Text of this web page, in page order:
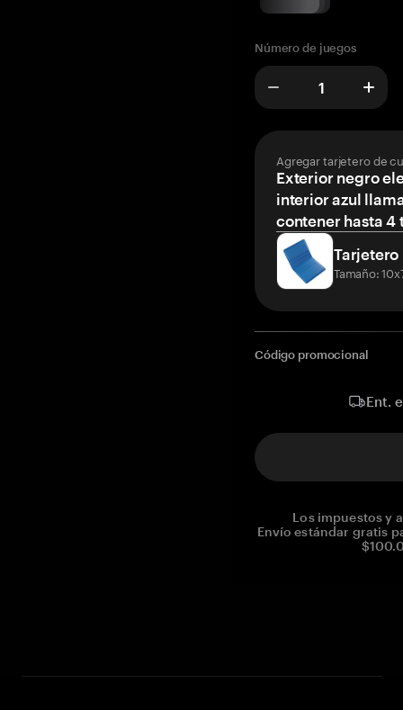
Número de juegos
Agregar tarjetero de
Exterior negro
interior azul
contener hasta 4
Tarjetero
Tamaño:
Código promocional
Ent.
Los impuestos y
Envío estándar gratis